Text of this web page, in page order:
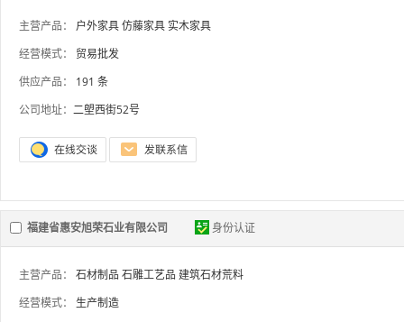
主营产品： 户外家具仿藤家具实木家具
经营模式：
贸易批发
供应产品：
191 条
公司地址： 二塱西街52号
福建省惠安旭荣石业有限公司 身份认证
主营产品： 石材制品 石雕工艺品 建筑石材荒料
经营模式：
生产制造